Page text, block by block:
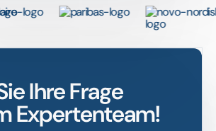
Ihre Frage
Expertenteam!